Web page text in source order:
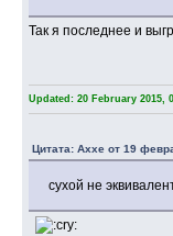
Так я последнее и
Updated: 20 February 2015,
Цитата: Axxe от 19
сухой не